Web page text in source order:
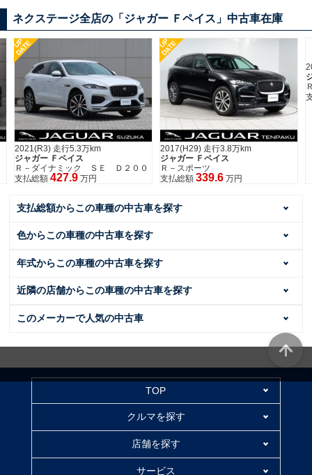
ネクステージ全店の「ジャガー Ｆペイス」中古車在庫
０
UP
DATE
2017(H29) 走行3.8万km
ジャガー Ｆペイス
Ｒ－スポーツ
支払総額339.6万円
2024(R6) 走行1.2万km
ジャガー Ｆペイス
Ｒ－ダイナミック ＳＥ Ｄ２００
支払総額558.9万円
支払総額からこの車種の中古車を探す
色からこの車種の中古車を探す
年式からこの車種の中古車を探す
近隣の店舗からこの車種の中古車を探す
このメーカーで人気の中古車
TOP
クルマを探す
店舗を探す
サービス